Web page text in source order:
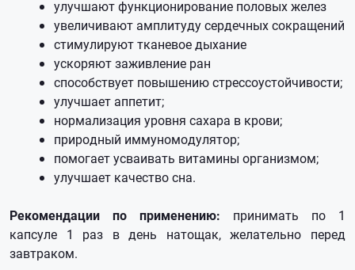
улучшают функционирование половых желез
увеличивают амплитуду сердечных сокращений
стимулируют тканевое дыхание
ускоряют заживление ран
способствует повышению стрессоустойчивости;
улучшает аппетит;
нормализация уровня сахара в крови;
природный иммуномодулятор;
помогает усваивать витамины организмом;
улучшает качество сна.
Рекомендации по применению: принимать по 1
капсуле 1 раз в день натощак, желательно перед
завтраком.